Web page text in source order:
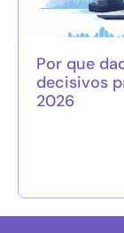
Por que
decisivos
2026